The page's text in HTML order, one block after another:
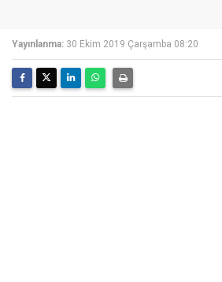
Yayınlanma: 30 Ekim 2019 Çarşamba 08:20